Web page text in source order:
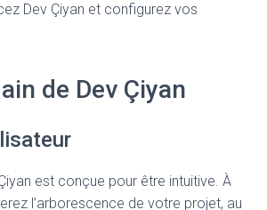
Dev Çiyan et configurez vos
de Dev Çiyan
est conçue pour être intuitive. À
l’arborescence de votre projet, au